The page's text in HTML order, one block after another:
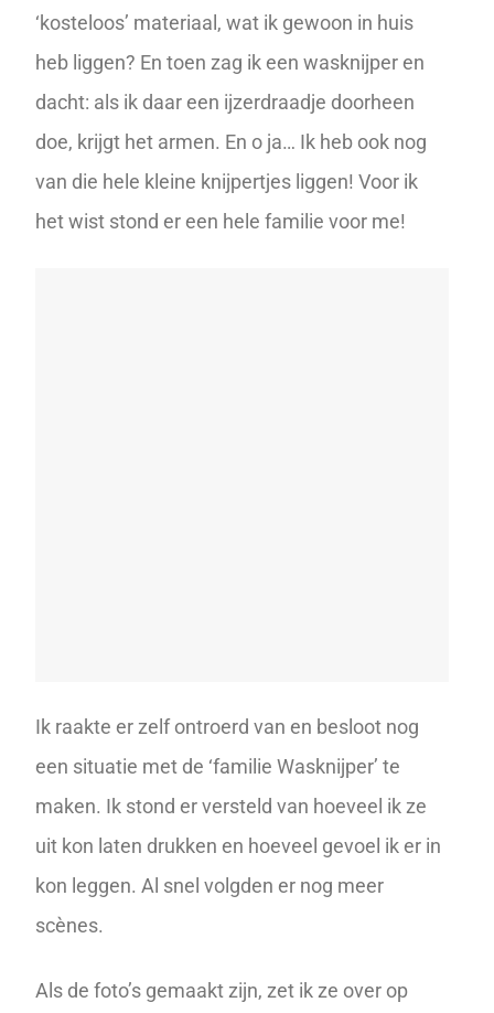
‘kosteloos’ materiaal, wat ik gewoon in huis
heb liggen? En toen zag ik een wasknijper en
dacht: als ik daar een ijzerdraadje doorheen
doe, krijgt het armen. En o ja… Ik heb ook nog
van die hele kleine knijpertjes liggen! Voor ik
het wist stond er een hele familie voor me!
Ik raakte er zelf ontroerd van en besloot nog
een situatie met de ‘familie Wasknijper’ te
maken. Ik stond er versteld van hoeveel ik ze
uit kon laten drukken en hoeveel gevoel ik er in
kon leggen. Al snel volgden er nog meer
scènes.
Als de foto’s gemaakt zijn, zet ik ze over op